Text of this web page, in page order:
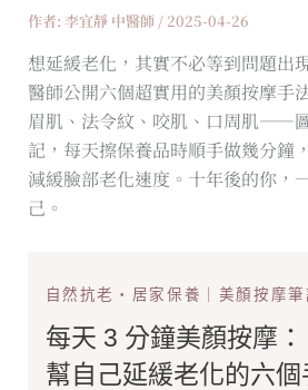
作者: 李宜靜 中醫師 / 2025-04-26
想延緩老化，其實不必等到問題出
醫師公開六個超實用的美顏按摩手
眉肌、法令紋、咬肌、口周肌——
記，每天擦保養品時順手做幾分鐘
減緩臉部老化速度。十年後的你，
己。
自然抗老・居家保養｜美顏按摩筆
每天 3 分鐘美顏按摩：
幫自己延緩老化的六個